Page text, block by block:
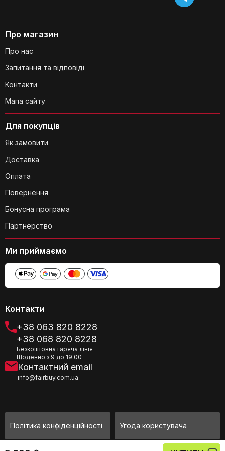
диспенсера?
Чи підходить диспенсер для
використання у ванній кімнаті?
Контакти
+38 063 820 8228
+38 068 820 8228
Безкоштовна гаряча лінія
Щоденно з 9 до 19:00
Контактний email
info@fairbuy.com.ua
Для покупців
Як замовити
Доставка
Оплата
Повернення
Бонусна програма
Партнерство
Про магазин
Про нас
Запитання та відповіді
Контакти
Мапа сайту
Ми приймаємо
Політика конфіденційності Угода користувача